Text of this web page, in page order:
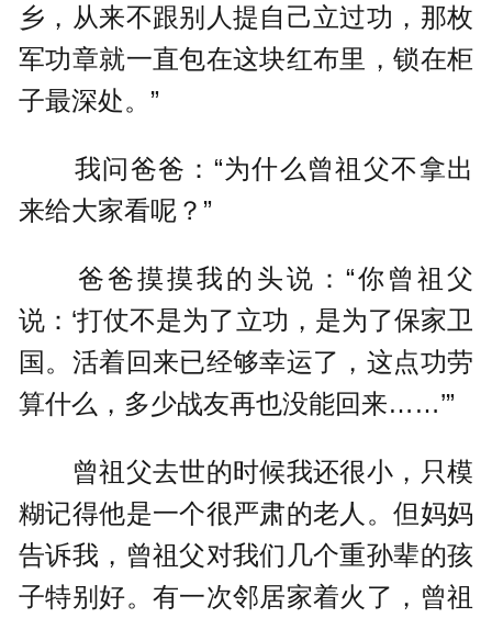
乡，从来不跟别人提自己立过功，那枚
军功章就一直包在这块红布里，锁在柜
子最深处。”
我问爸爸：“为什么曾祖父不拿出
来给大家看呢？”
爸爸摸摸我的头说：“你曾祖父
说：‘打仗不是为了立功，是为了保家卫
国。活着回来已经够幸运了，这点功劳
算什么，多少战友再也没能回来……’”
曾祖父去世的时候我还很小，只模
糊记得他是一个很严肃的老人。但妈妈
告诉我，曾祖父对我们几个重孙辈的孩
子特别好。有一次邻居家着火了，曾祖